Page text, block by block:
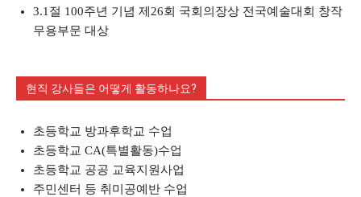
3.1절 100주년 기념 제26회 국회의장상 전국예술대회 창작
무용부문 대상
현직 강사들은 어떻게 활동하나요?
초등학교 방과후학교 수업
초등학교 CA(특별활동)수업
초등학교 공공 교육지원사업
주민센터 등 취미공예반 수업